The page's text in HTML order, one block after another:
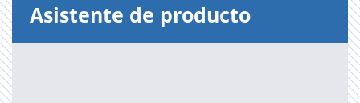
Asis­ten­te de pro­duc­to